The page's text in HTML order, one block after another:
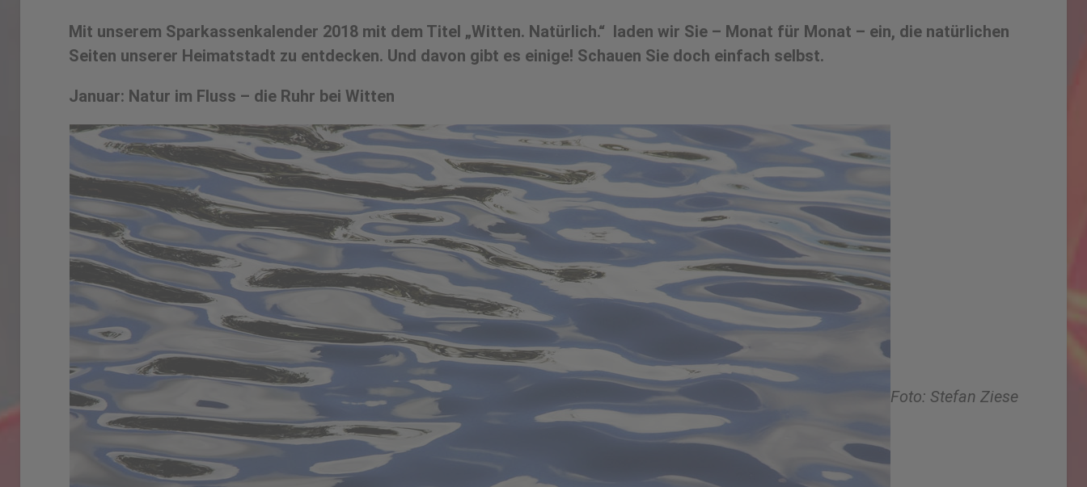
Mit unserem Sparkassenkalender 2018 mit dem Titel „Witten. Natürlich.“ laden wir Sie – Monat für Monat – ein, die natürlichen
Seiten unserer Heimatstadt zu entdecken. Und davon gibt es einige! Schauen Sie doch einfach selbst.
Januar: Natur im Fluss – die Ruhr bei Witten
Foto: Stefan Ziese